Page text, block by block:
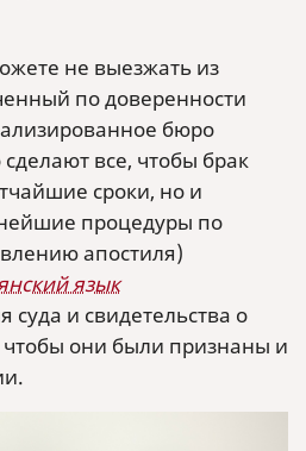
не выезжать из
по доверенности
бюро
все, чтобы брак
сроки, но и
процедуры по
апостиля)
язык
и свидетельства о
чтобы они были признаны и